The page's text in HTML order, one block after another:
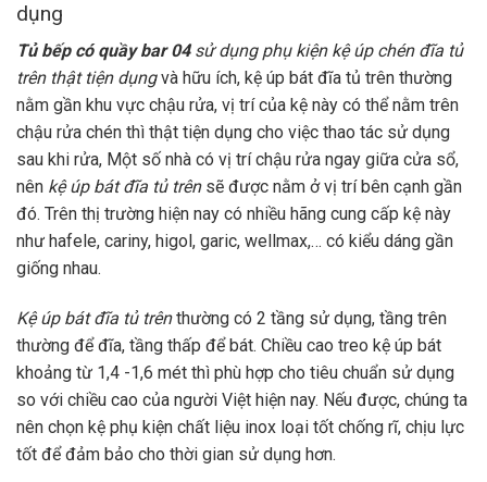
dụng
Tủ bếp có quầy bar 04sử dụng phụ kiện kệ úp chén đĩa tủ
trên thật tiện dụngvà hữu ích, kệ úp bát đĩa tủ trên thường
nằm gần khu vực chậu rửa, vị trí của kệ này có thể nằm trên
chậu rửa chén thì thật tiện dụng cho việc thao tác sử dụng
sau khi rửa, Một số nhà có vị trí chậu rửa ngay giữa cửa sổ,
nên kệ úp bát đĩa tủ trên sẽ được nằm ở vị trí bên cạnh gần
đó. Trên thị trường hiện nay có nhiều hãng cung cấp kệ này
như hafele, cariny, higol, garic, wellmax,… có kiểu dáng gần
giống nhau.
Kệ úp bát đĩa tủ trênthường có 2 tầng sử dụng, tầng trên
thường để đĩa, tầng thấp để bát. Chiều cao treo kệ úp bát
khoảng từ 1,4 -1,6 mét thì phù hợp cho tiêu chuẩn sử dụng
so với chiều cao của người Việt hiện nay. Nếu được, chúng ta
nên chọn kệ phụ kiện chất liệu inox loại tốt chống rĩ, chịu lực
tốt để đảm bảo cho thời gian sử dụng hơn.